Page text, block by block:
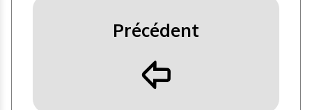
Précédent
þ